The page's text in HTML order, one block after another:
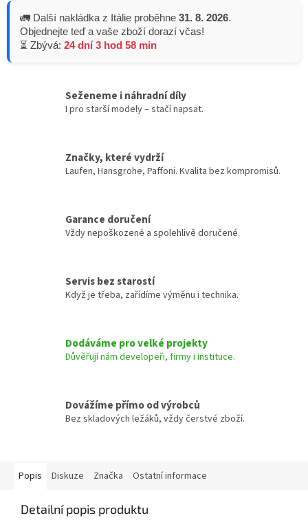
🚛 Další nakládka z Itálie proběhne 31. 8. 2026.
Objednejte teď a vaše zboží dorazí včas!
⏳ Zbývá: 24 dní 3 hod 58 min
Seženeme i náhradní díly
I pro starší modely – stačí napsat.
Značky, které vydrží
Laufen, Hansgrohe, Paffoni. Kvalita bez kompromisů.
Garance doručení
Vždy nepoškozené a spolehlivě doručené.
Servis bez starostí
Když je třeba, zařídíme výměnu i technika.
Dodáváme pro velké projekty
Důvěřují nám developeři, firmy i instituce.
Dovážíme přímo od výrobců
Bez skladových ležáků, vždy čerstvé zboží.
Popis Diskuze Značka Ostatní informace
Detailní popis produktu